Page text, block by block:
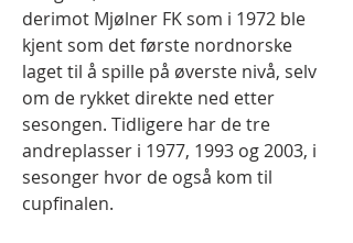
derimot Mjølner FK som i 1972 ble
kjent som det første nordnorske
laget til å spille på øverste nivå, selv
om de rykket direkte ned etter
sesongen. Tidligere har de tre
andreplasser i 1977, 1993 og 2003, i
sesonger hvor de også kom til
cupfinalen.